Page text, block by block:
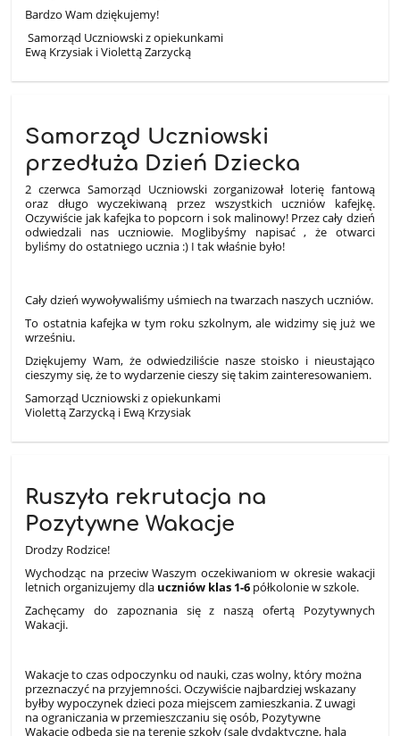
Bardzo Wam dziękujemy!
Samorząd Uczniowski z opiekunkami
Ewą Krzysiak i Violettą Zarzycką
Samorząd Uczniowski
przedłuża Dzień Dziecka
2 czerwca Samorząd Uczniowski zorganizował loterię fantową
oraz długo wyczekiwaną przez wszystkich uczniów kafejkę.
Oczywiście jak kafejka to popcorn i sok malinowy! Przez cały dzień
odwiedzali nas uczniowie. Moglibyśmy napisać , że otwarci
byliśmy do ostatniego ucznia :) I tak właśnie było!
Cały dzień wywoływaliśmy uśmiech na twarzach naszych uczniów.
To ostatnia kafejka w tym roku szkolnym, ale widzimy się już we
wrześniu.
Dziękujemy Wam, że odwiedziliście nasze stoisko i nieustająco
cieszymy się, że to wydarzenie cieszy się takim zainteresowaniem.
Samorząd Uczniowski z opiekunkami
Violettą Zarzycką i Ewą Krzysiak
Ruszyła rekrutacja na
Pozytywne Wakacje
Drodzy Rodzice!
Wychodząc na przeciw Waszym oczekiwaniom w okresie wakacji
letnich organizujemy dla uczniów klas 1-6 półkolonie w szkole.
Zachęcamy do zapoznania się z naszą ofertą Pozytywnych
Wakacji​​​.
Wakacje to czas odpoczynku od nauki, czas wolny, który można
przeznaczyć na przyjemności. Oczywiście najbardziej wskazany
byłby wypoczynek dzieci poza miejscem zamieszkania. Z uwagi
na ograniczania w przemieszczaniu się osób, Pozytywne
Wakacje odbędą się na terenie szkoły (sale dydaktyczne, hala